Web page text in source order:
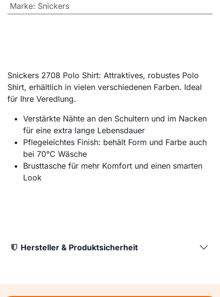
Marke: Snickers
Snickers 2708 Polo Shirt: Attraktives, robustes Polo
Shirt, erhältlich in vielen verschiedenen Farben. Ideal
für Ihre Veredlung.
Verstärkte Nähte an den Schultern und im Nacken
für eine extra lange Lebensdauer
Pflegeleichtes Finish: behält Form und Farbe auch
bei 70°C Wäsche
Brusttasche für mehr Komfort und einen smarten
Look
Hersteller & Produktsicherheit